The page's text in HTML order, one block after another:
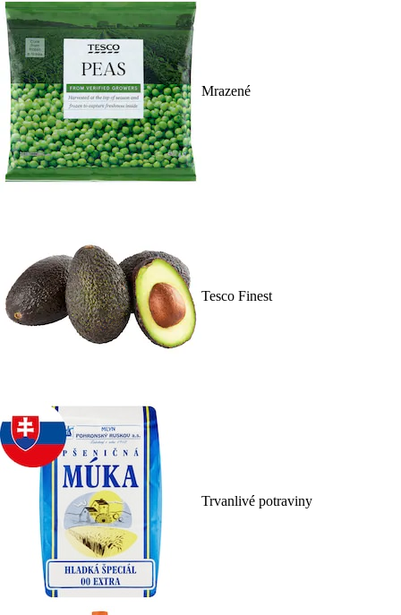
Mrazené
Tesco Finest
Trvanlivé potraviny